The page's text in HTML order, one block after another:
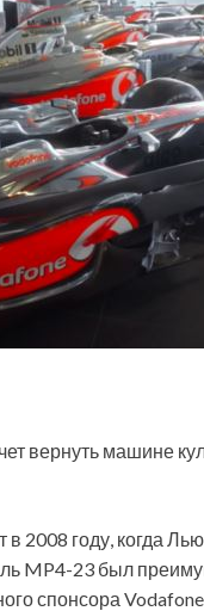
вернуть машине
2008 году, когда
MP4-23 был
спонсора